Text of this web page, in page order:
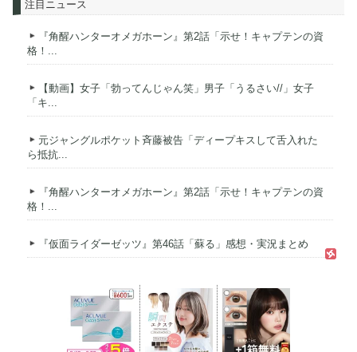
注目ニュース
『角醒ハンターオメガホーン』第2話「示せ！キャプテンの資
格！...
【動画】女子「勃ってんじゃん笑」男子「うるさい//」女子
「キ...
元ジャングルポケット斉藤被告「ディープキスして舌入れた
ら抵抗...
『角醒ハンターオメガホーン』第2話「示せ！キャプテンの資
格！...
『仮面ライダーゼッツ』第46話「蘇る」感想・実況まとめ